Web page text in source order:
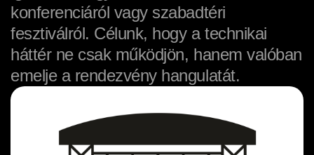
konferenciáról vagy szabadtéri
fesztiválról. Célunk, hogy a technikai
háttér ne csak működjön, hanem valóban
emelje a rendezvény hangulatát.